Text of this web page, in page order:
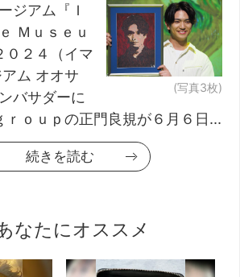
(写真3枚)
ジアム『Ｉ
Ｍｕｓｅｕ
０２４（イマ
ム オオサ
バサダーに
ｒｏｕｐの正門良規が６月６日...
続きを読む
なたにオススメ